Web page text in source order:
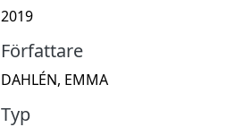
2019
Författare
DAHLÉN, EMMA
Typ